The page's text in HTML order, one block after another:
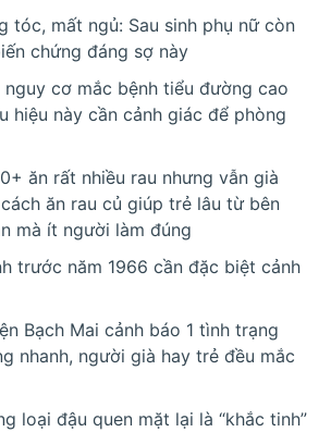
tóc, mất ngủ: Sau sinh phụ nữ còn
chứng đáng sợ này
nguy cơ mắc bệnh tiểu đường cao
hiệu này cần cảnh giác để phòng
ăn rất nhiều rau nhưng vẫn già
ăn rau củ giúp trẻ lâu từ bên
mà ít người làm đúng
trước năm 1966 cần đặc biệt cảnh
Bạch Mai cảnh báo 1 tình trạng
nhanh, người già hay trẻ đều mắc
loại đậu quen mặt lại là “khắc tinh”